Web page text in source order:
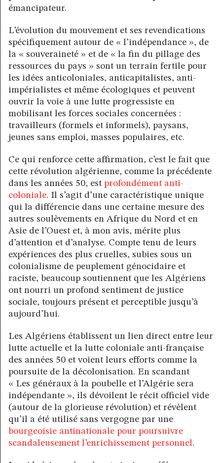
émancipateur.
L’évolution du mouvement et ses revendications
spécifiquement autour de « l’indépendance », de
la « souveraineté » et de « la fin du pillage des
ressources du pays » sont un terrain fertile pour
les idées anticoloniales, anticapitalistes, anti-
impérialistes et même écologiques et peuvent
ouvrir la voie à une lutte progressiste en
mobilisant les forces sociales concernées :
travailleurs (formels et informels), paysans,
jeunes sans emploi, masses populaires, etc.
Ce qui renforce cette affirmation, c’est le fait que
cette révolution algérienne, comme la précédente
dans les années 50, est profondément anti-
coloniale. Il s’agit d’une caractéristique unique
qui la différencie dans une certaine mesure des
autres soulèvements en Afrique du Nord et en
Asie de l’Ouest et, à mon avis, mérite plus
d’attention et d’analyse. Compte tenu de leurs
expériences des plus cruelles, subies sous un
colonialisme de peuplement génocidaire et
raciste, beaucoup soutiennent que les Algériens
ont nourri un profond sentiment de justice
sociale, toujours présent et perceptible jusqu’à
aujourd’hui.
Les Algériens établissent un lien direct entre leur
lutte actuelle et la lutte coloniale anti-française
des années 50 et voient leurs efforts comme la
poursuite de la décolonisation. En scandant
« Les généraux à la poubelle et l’Algérie sera
indépendante », ils dévoilent le récit officiel vide
(autour de la glorieuse révolution) et révèlent
qu’il a été utilisé sans vergogne par une
bourgeoisie antinationale pour poursuivre
scandaleusement l’enrichissement personnel.